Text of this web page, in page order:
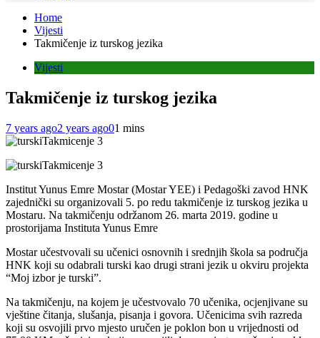
Home
Vijesti
Takmičenje iz turskog jezika
Vijesti
Takmičenje iz turskog jezika
7 years ago2 years ago01 mins
Institut Yunus Emre Mostar (Mostar YEE) i Pedagoški zavod HNK
zajednički su organizovali 5. po redu takmičenje iz turskog jezika u
Mostaru. Na takmičenju održanom 26. marta 2019. godine u
prostorijama Instituta Yunus Emre
Mostar učestvovali su učenici osnovnih i srednjih škola sa područja
HNK koji su odabrali turski kao drugi strani jezik u okviru projekta
“Moj izbor je turski”.
Na takmičenju, na kojem je učestvovalo 70 učenika, ocjenjivane su
vještine čitanja, slušanja, pisanja i govora. Učenicima svih razreda
koji su osvojili prvo mjesto uručen je poklon bon u vrijednosti od